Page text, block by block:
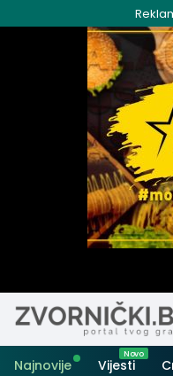
to
Najnovije Vijesti